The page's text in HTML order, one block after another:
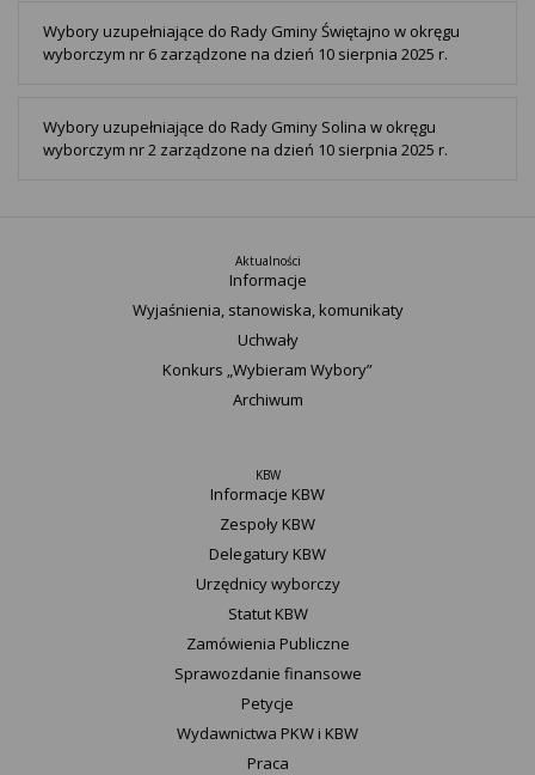
Wybory uzupełniające do Rady Gminy Świętajno w okręgu
wyborczym nr 6 zarządzone na dzień 10 sierpnia 2025 r.
Wybory uzupełniające do Rady Gminy Solina w okręgu
wyborczym nr 2 zarządzone na dzień 10 sierpnia 2025 r.
Aktualności
Informacje
Wyjaśnienia, stanowiska, komunikaty
Uchwały
Konkurs „Wybieram Wybory”
Archiwum
KBW
Informacje KBW
Zespoły KBW
Delegatury ​KBW
Urzędnicy wyborczy
Statut K​BW
Zamówienia Publiczne
Sprawozdanie finansowe
Petycje
Wydawnictwa PKW i KBW
Praca